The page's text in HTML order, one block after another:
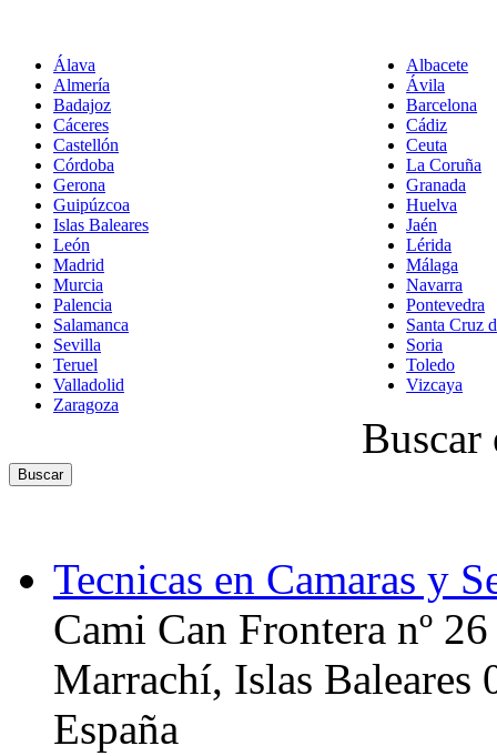
Álava
Almería
Badajoz
Cáceres
Castellón
Córdoba
Gerona
Guipúzcoa
Islas Baleares
León
Madrid
Murcia
Palencia
Salamanca
Sevilla
Teruel
Valladolid
Zaragoza
Albacete
Ávila
Barcelona
Cádiz
Ceuta
La Coruña
Granada
Huelva
Jaén
Lérida
Málaga
Navarra
Pontevedra
Santa Cruz
Soria
Toledo
Vizcaya
Buscar
Tecnicas en Camaras y
Cami Can Frontera nº 26
Marrachí, Islas Baleares
España